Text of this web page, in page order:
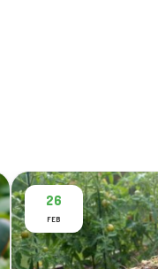
26
FEB